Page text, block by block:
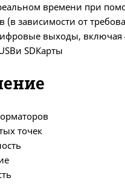
времени при
зависимости от
выходы,
SDКарты
точек